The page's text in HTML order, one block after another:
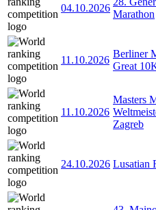
04.10.2026
Marathon
11.10.2026
Berliner
Great
11.10.2026
Masters
Zagreb
24.10.2026 Lusatian